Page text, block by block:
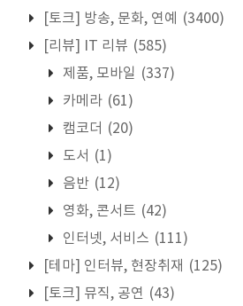
[토크] 방송, 문화, 연예
(3400)
[리뷰] IT 리뷰 (585)
제품, 모바일 (337)
카메라 (61)
캠코더 (20)
도서 (1)
음반 (12)
영화, 콘서트 (42)
인터넷, 서비스 (111)
[테마] 인터뷰, 현장취재 (125)
[토크] 뮤직, 공연 (43)